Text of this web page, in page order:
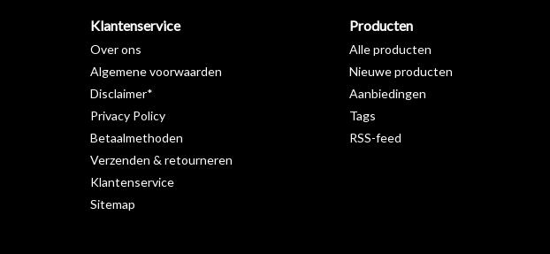
Klantenservice
Over ons
Algemene voorwaarden
Disclaimer*
Privacy Policy
Betaalmethoden
Verzenden & retourneren
Klantenservice
Sitemap
Producten
Alle producten
Nieuwe producten
Aanbiedingen
Tags
RSS-feed